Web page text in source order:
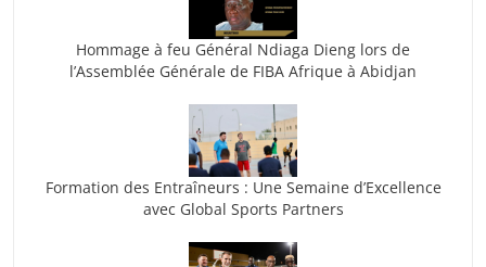
Hommage à feu Général Ndiaga Dieng lors de
l’Assemblée Générale de FIBA Afrique à Abidjan
Formation des Entraîneurs : Une Semaine d’Excellence
avec Global Sports Partners